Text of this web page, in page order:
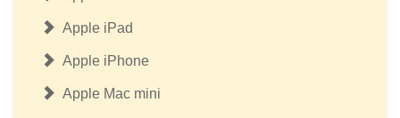
Apple iPad
Apple iPhone
Apple Mac mini